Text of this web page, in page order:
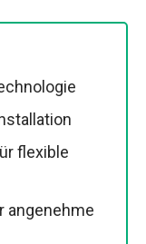
flexible
angenehme